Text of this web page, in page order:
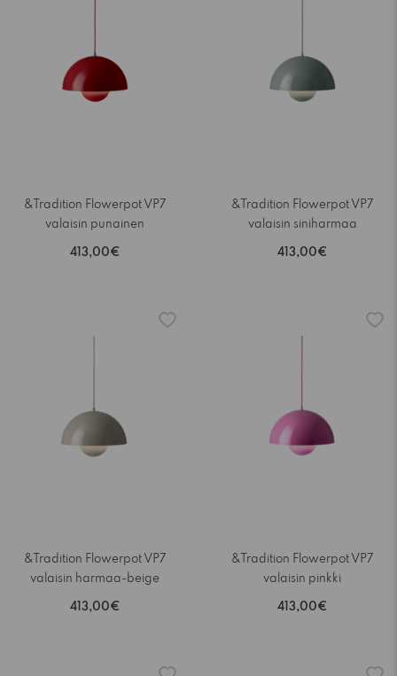
&Tradition Flowerpot VP7
valaisin punainen
413,00€
&Tradition Flowerpot VP7
valaisin siniharmaa
413,00€
&Tradition Flowerpot VP7
valaisin harmaa-beige
413,00€
&Tradition Flowerpot VP7
valaisin pinkki
413,00€